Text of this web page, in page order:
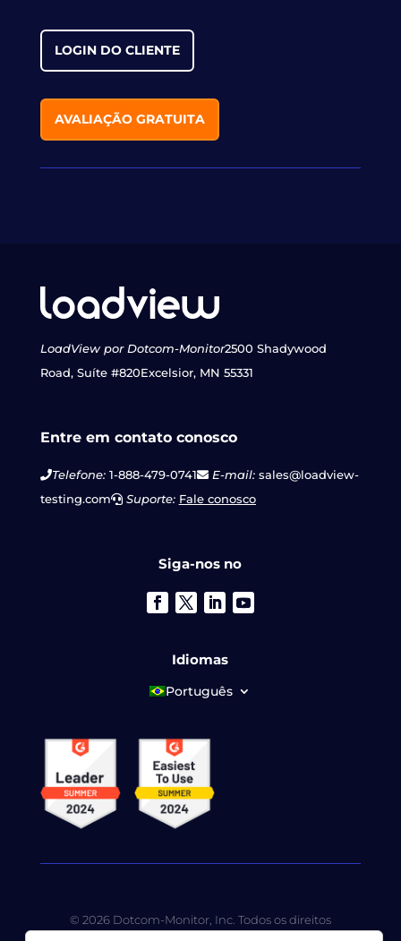
LOGIN DO CLIENTE
AVALIAÇÃO GRATUITA
LoadView por Dotcom-Monitor2500 Shadywood
Road, Suíte #820Excelsior, MN 55331
Entre em contato conosco
Telefone:1-888-479-0741 E-mail:sales@loadview-
testing.com
Suporte: Fale conosco
Siga-nos no
Idiomas
Português
© 2026 Dotcom-Monitor, Inc. Todos os direitos